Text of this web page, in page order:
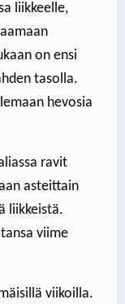
liikkeelle,
on ensi
tasolla.
hevosia
ravit
asteittain
liikkeistä.
viime
viikoilla.